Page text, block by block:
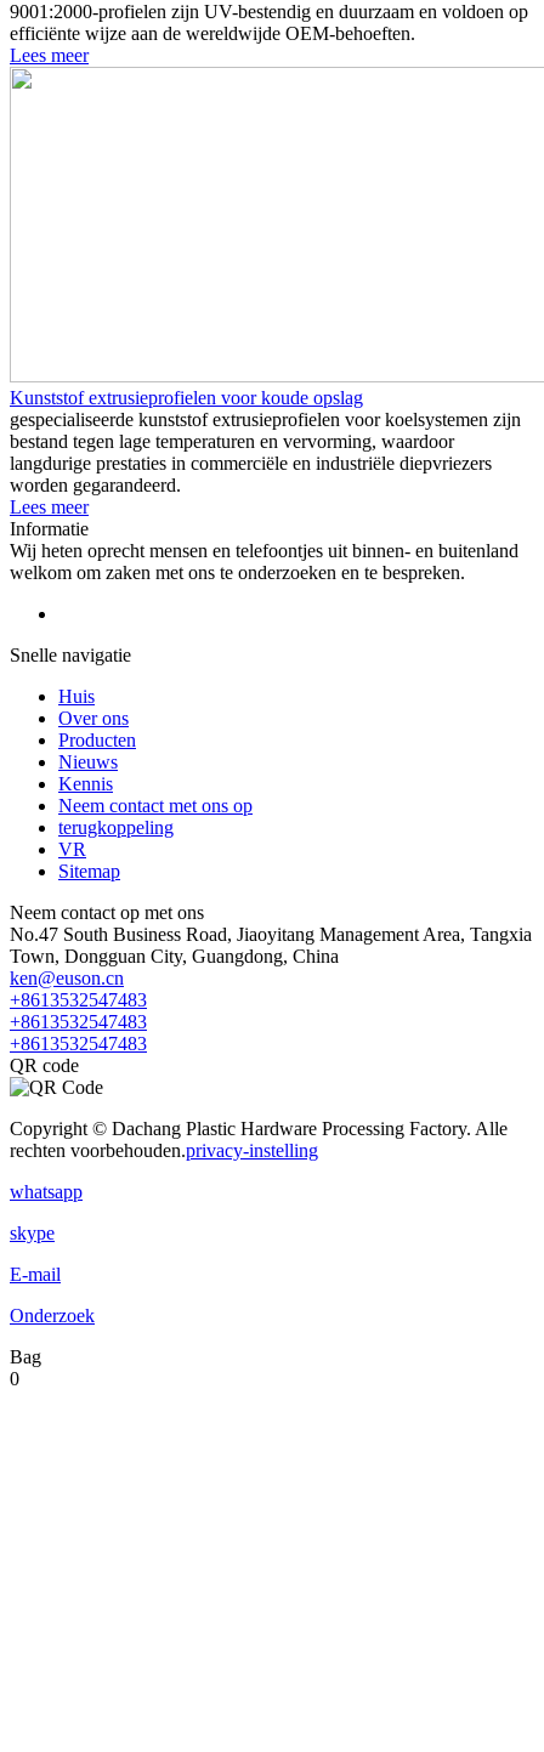
9001:2000-profielen zijn UV-bestendig en duurzaam en voldoen op
efficiënte wijze aan de wereldwijde OEM-behoeften.
Lees meer
Kunststof extrusieprofielen voor koude opslag
gespecialiseerde kunststof extrusieprofielen voor koelsystemen zijn
bestand tegen lage temperaturen en vervorming, waardoor
langdurige prestaties in commerciële en industriële diepvriezers
worden gegarandeerd.
Lees meer
Informatie
Wij heten oprecht mensen en telefoontjes uit binnen- en buitenland
welkom om zaken met ons te onderzoeken en te bespreken.
Snelle navigatie
Huis
Over ons
Producten
Nieuws
Kennis
Neem contact met ons op
terugkoppeling
VR
Sitemap
Neem contact op met ons
No.47 South Business Road, Jiaoyitang Management Area, Tangxia
Town, Dongguan City, Guangdong, China
ken@euson.cn
+8613532547483
+8613532547483
+8613532547483
QR code
Copyright © Dachang Plastic Hardware Processing Factory. Alle
rechten voorbehouden.privacy-instelling
whatsapp
skype
E-mail
Onderzoek
Bag
0